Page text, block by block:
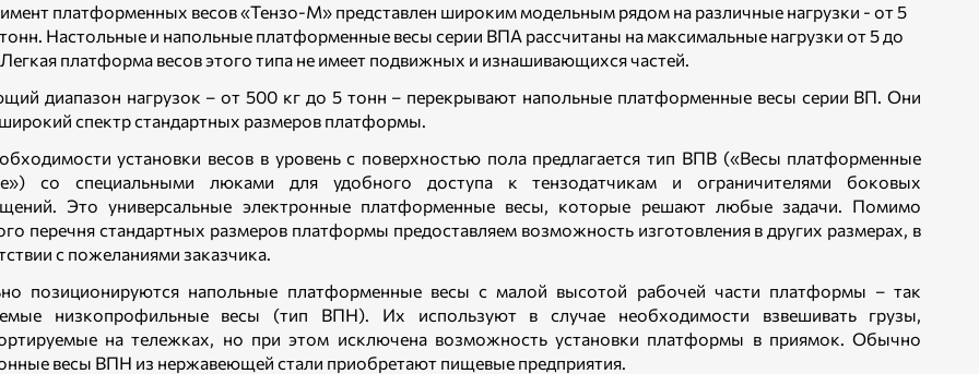
платформенных весов «Тензо-М» представлен широким модельным рядом на различные нагрузки - от 5
Настольные и напольные платформенные весы серии ВПА рассчитаны на максимальные нагрузки от 5 до
платформа весов этого типа не имеет подвижных и изнашивающихся частей.
диапазон нагрузок – от 500 кг до 5 тонн – перекрывают напольные платформенные весы серии ВП. Они
спектр стандартных размеров платформы.
установки весов в уровень с поверхностью пола предлагается тип ВПВ («Весы платформенные
со специальными люками для удобного доступа к тензодатчикам и ограничителями боковых
Это универсальные электронные платформенные весы, которые решают любые задачи. Помимо
перечня стандартных размеров платформы предоставляем возможность изготовления в других размерах, в
с пожеланиями заказчика.
позиционируются напольные платформенные весы с малой высотой рабочей части платформы – так
низкопрофильные весы (тип ВПН). Их используют в случае необходимости взвешивать грузы,
на тележках, но при этом исключена возможность установки платформы в приямок. Обычно
весы ВПН из нержавеющей стали приобретают пищевые предприятия.